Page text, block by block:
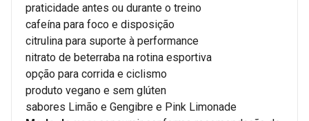
praticidade antes ou durante o treino
cafeína para foco e disposição
citrulina para suporte à performance
nitrato de beterraba na rotina esportiva
opção para corrida e ciclismo
produto vegano e sem glúten
sabores Limão e Gengibre e Pink Limonade